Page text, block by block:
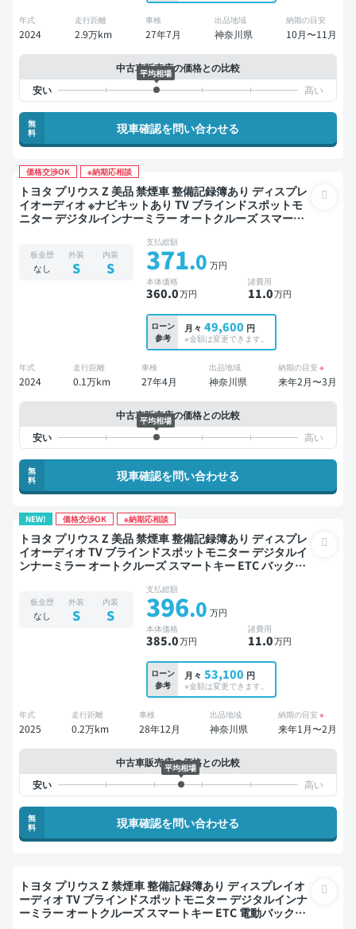
年式
2024
走行距離
2.9万km
車検
27年7月
出品地域
神奈川県
納期の目安
10月〜11月
中古車販売店の価格との比較
平均相場
無
料
現車確認を問い合わせる
価格交渉OK ※納期応相談
トヨタ プリウス Z 美品 禁煙車 整備記録簿あり ディスプレ
イオーディオ ※ナビキットあり TV ブラインドスポットモ
ニター デジタルインナーミラー オートクルーズ スマート
ライブレコーダー 衝突軽減
板金歴
なし
外装
S
内装
S
支払総額
371.0 万円
本体価格
360.0万円
諸費用
11.0万円
ローン
参考
月々 49,600 円
※金額は変更できます。
年式
2024
走行距離
0.1万km
車検
27年4月
出品地域
神奈川県
納期の目安 ※
来年2月〜3月
中古車販売店の価格との比較
平均相場
無
料
現車確認を問い合わせる
NEW! 価格交渉OK ※納期応相談
トヨタ プリウス Z 美品 禁煙車 整備記録簿あり ディスプレ
イオーディオ TV ブラインドスポットモニター デジタルイ
ンナーミラー オートクルーズ スマートキー ETC バックモ
板金歴
なし
外装
S
内装
S
支払総額
396.0 万円
本体価格
385.0万円
諸費用
11.0万円
ローン
参考
月々 53,100 円
※金額は変更できます。
年式
2025
走行距離
0.2万km
車検
28年12月
出品地域
神奈川県
納期の目安 ※
来年1月〜2月
中古車販売店の価格との比較
平均相場
無
料
現車確認を問い合わせる
トヨタ プリウス Z 禁煙車 整備記録簿あり ディスプレイオ
ーディオ TV ブラインドスポットモニター デジタルインナ
ーミラー オートクルーズ スマートキー ETC 電動バックド